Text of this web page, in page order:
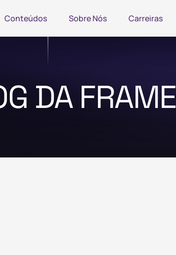
Conteúdos Sobre Nós Carreiras
DA FRAME